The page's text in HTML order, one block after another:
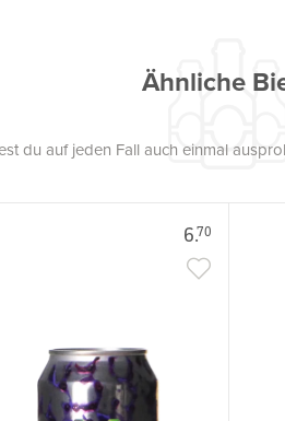
Ähnliche
du auf jeden Fall auch einmal
6.70